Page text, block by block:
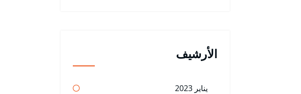
الأرشيف
يناير 2023